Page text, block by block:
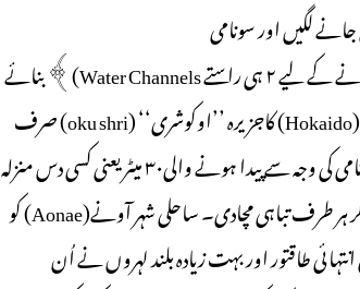
کی جانے لگیں اور سونامی
دیواریں (Trunami Walls) سیلابی دروازے (Flood Gates) اور پانی کے رُخ کو موڑنے کے لیے ۲ ہی راستے Water Channels)﴾ بنائے
گئے لیکن اس قسم کی احتیاطی تدابیر کے باوجود جب ۱۲ جولائی ۱۹۹۳ء کو ’’ہوکائیڈو‘‘ (Hokaido) کاجزیرہ ’’اوکوشری‘‘ (oku shri) صرف
دوسے پانچ منٹ تک کے زلزلے کے سبب پیداہونے والی سونامی کی زد میں آگیا تو سونامی کی وجہ سے پیدا ہونے والی۳۰ میٹر یعنی کسی دس منزلہ
عمارت جیسی اونچی لہروں نے ساری رکاوٹوں کے باوجود ’’اوکوشری‘‘ میں داخل ہوکر ہر طرف تباہی مچادی۔ ساحلی شہر آونے(Aonae) کو
طاقتور اور بہت زیادہ بلند لہروں نے اُن